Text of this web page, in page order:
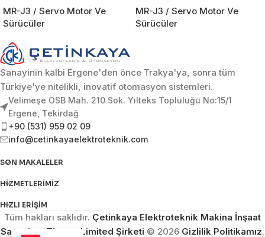
MR-J3 / Servo Motor Ve
Sürücüler
MR-J3 / Servo Motor Ve
Sürücüler
Sanayinin kalbi Ergene'den önce Trakya'ya, sonra tüm
Türkiye'ye nitelikli, inovatif otomasyon sistemleri.
Velimeşe OSB Mah. 210 Sok. Yılteks Topluluğu No:15/1
Ergene, Tekirdağ
+90 (531) 959 02 09
info@cetinkayaelektroteknik.com
SON MAKALELER
HIZMETLERIMIZ
HIZLI ERIŞIM
Tüm hakları saklıdır. Çetinkaya Elektroteknik Makina İnşaat
Sanayi ve Ticaret Limited Şirketi © 2026 Gizlilik Politikamız.